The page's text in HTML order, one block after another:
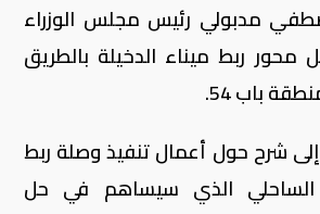
مدبولي رئيس مجلس الوزراء
محور ربط ميناء الدخيلة بالطريق
باب 54.
شرح حول أعمال تنفيذ وصلة ربط
الساحلي الذي سيساهم في حل